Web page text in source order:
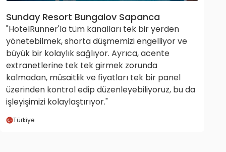
Sunday Resort Bungalov Sapanca
"HotelRunner'la tüm kanalları tek bir yerden
yönetebilmek, shorta düşmemizi engelliyor ve
büyük bir kolaylık sağlıyor. Ayrıca, acente
extranetlerine tek tek girmek zorunda
kalmadan, müsaitlik ve fiyatları tek bir panel
üzerinden kontrol edip düzenleyebiliyoruz, bu da
işleyişimizi kolaylaştırıyor."
Türkiye